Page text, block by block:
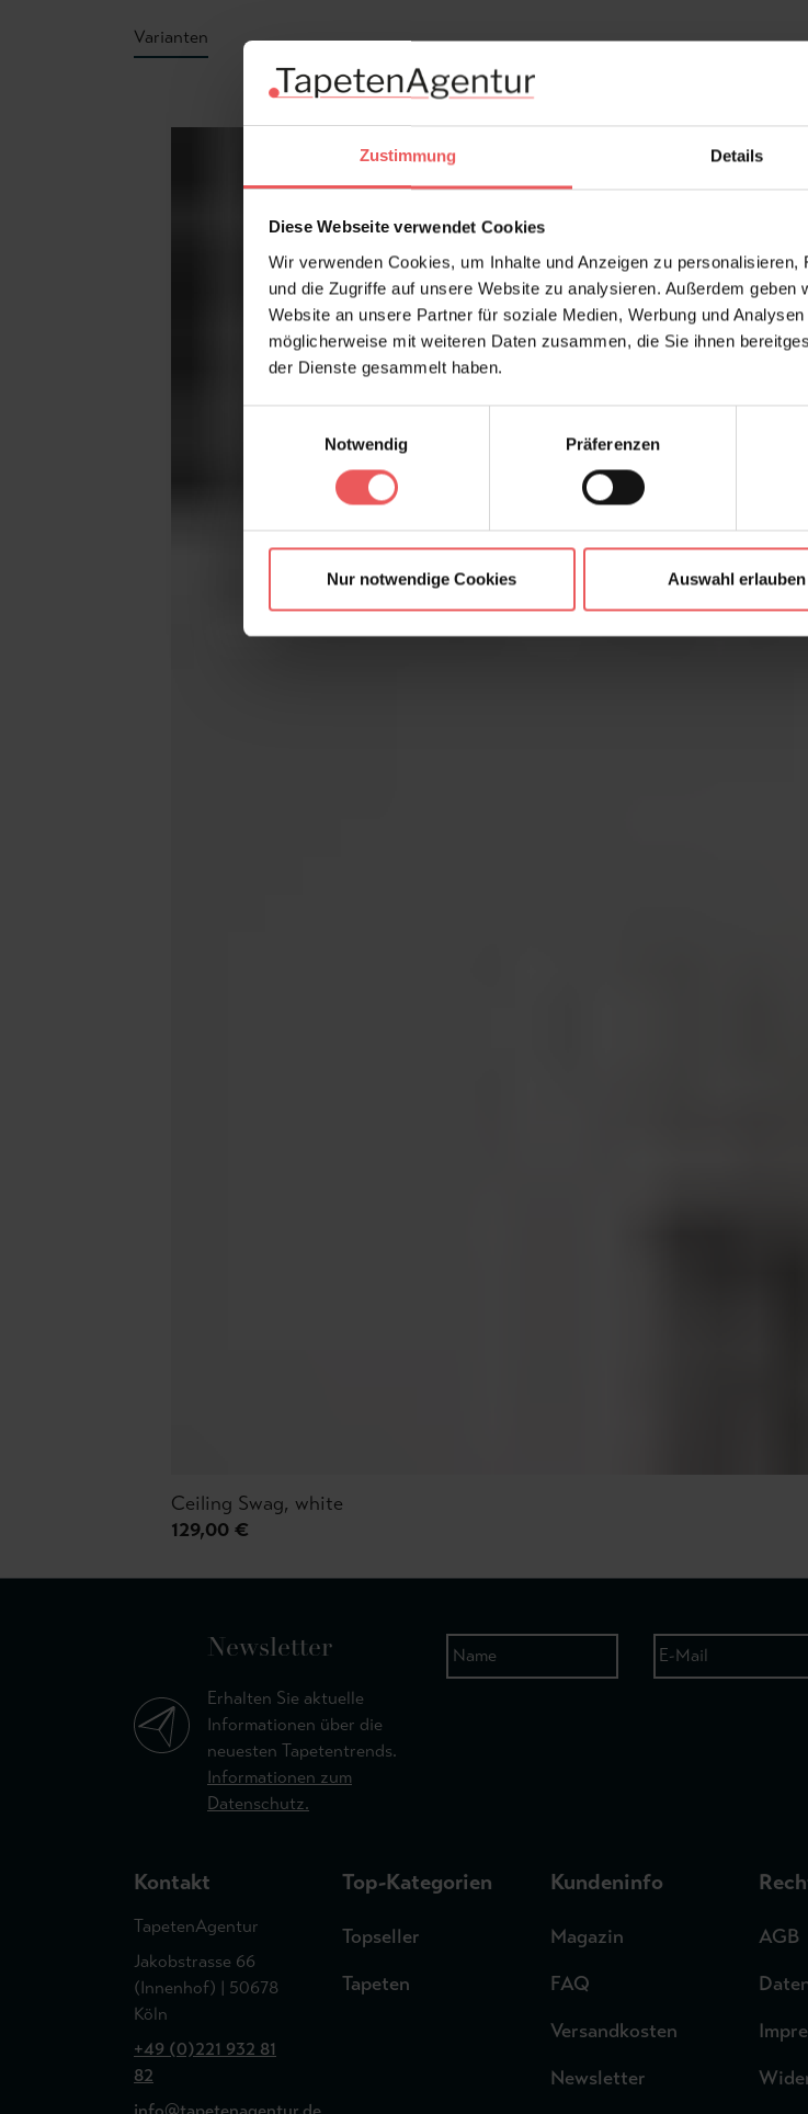
Zustimmung Details
Diese Webseite verwendet Cookies
Wir verwenden Cookies, um Inhalte und Anzeigen zu
und die Zugriffe auf unsere Website zu analysieren. Außerdem
Website an unsere Partner für soziale Medien, Werbung und
möglicherweise mit weiteren Daten zusammen, die Sie ihnen
der Dienste gesammelt haben.
Notwendig
Präferenzen
Nur notwendige Cookies Auswahl erlauben
Varianten
Produktgalerie überspringen
Ceiling Swag, white
129,00 €
Newsletter
Erhalten Sie aktuelle
Informationen über die
neuesten Tapetentrends.
Informationen zum
Datenschutz.
Kontakt
TapetenAgentur
Jakobstrasse 66
(Innenhof) | 50678
Köln
+49 (0)221 932 81
82
Top-Kategorien
Topseller
Tapeten
Kundeninfo
Magazin
FAQ
Versandkosten
Newsletter
AGB